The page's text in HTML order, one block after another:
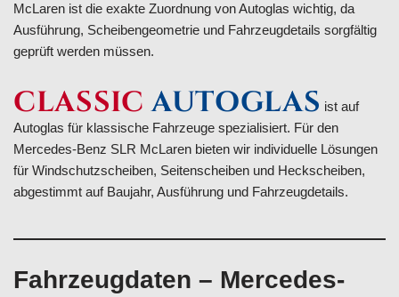
McLaren ist die exakte Zuordnung von Autoglas wichtig, da
Ausführung, Scheibengeometrie und Fahrzeugdetails sorgfältig
geprüft werden müssen.
CLASSIC AUTOGLAS ist auf
Autoglas für klassische Fahrzeuge spezialisiert. Für den
Mercedes-Benz SLR McLaren bieten wir individuelle Lösungen
für Windschutzscheiben, Seitenscheiben und Heckscheiben,
abgestimmt auf Baujahr, Ausführung und Fahrzeugdetails.
Fahrzeugdaten – Mercedes-